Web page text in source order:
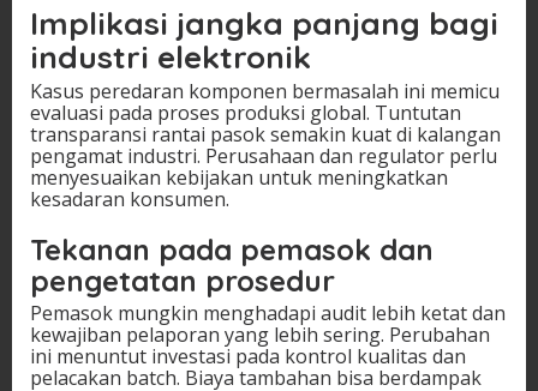
Implikasi jangka panjang bagi
industri elektronik
Kasus peredaran komponen bermasalah ini memicu
evaluasi pada proses produksi global. Tuntutan
transparansi rantai pasok semakin kuat di kalangan
pengamat industri. Perusahaan dan regulator perlu
menyesuaikan kebijakan untuk meningkatkan
kesadaran konsumen.
Tekanan pada pemasok dan
pengetatan prosedur
Pemasok mungkin menghadapi audit lebih ketat dan
kewajiban pelaporan yang lebih sering. Perubahan
ini menuntut investasi pada kontrol kualitas dan
pelacakan batch. Biaya tambahan bisa berdampak